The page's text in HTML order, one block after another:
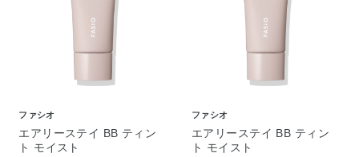
ファシオ
エアリーステイ BB ティン
ト モイスト
ファシオ
エアリーステイ BB ティン
ト モイスト